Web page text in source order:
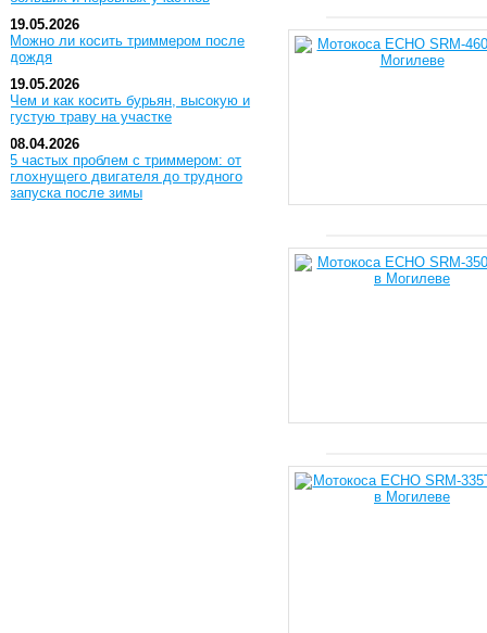
19.05.2026
Можно ли косить триммером после
дождя
19.05.2026
Чем и как косить бурьян, высокую и
густую траву на участке
08.04.2026
5 частых проблем с триммером: от
глохнущего двигателя до трудного
запуска после зимы